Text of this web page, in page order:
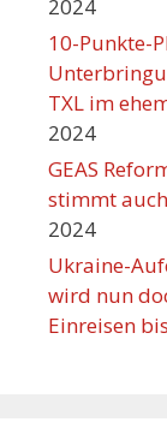
2024
10-Punkte-
TXL im
2024
GEAS
stimmt
2024
Ukraine-
wird nun
Einreisen